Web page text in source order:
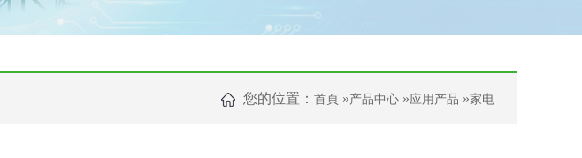
您的位置： 首頁 »产品中心 »应用产品 »家电